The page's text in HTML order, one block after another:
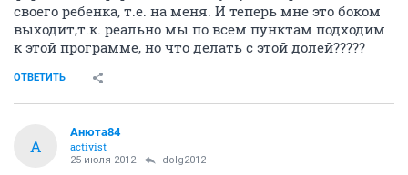
своего ребенка, т.е. на меня. И теперь мне это боком
выходит,т.к. реально мы по всем пунктам подходим
к этой программе, но что делать с этой долей?????
ОТВЕТИТЬ
А
Анюта84
activist
25 июля 2012 dolg2012